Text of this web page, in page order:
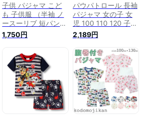
子供 パジャマ こど
も 子供服 （半袖 ノ
ースーリブ 短パン
半ズボン）【送料無
料】 男の子 女の子
手綿100％ 保育園 幼
稚園 小学生 春用 夏
用 秋用 綿 コットン
100% ディズニー 部
屋着 ルームウェア
90 95 100 110 120
1,750円
パウパトロール 長袖
パジャマ 女の子 女
児 100 110 120 子ど
も 子供 キッズ 保育
園 幼稚園 小学生 ス
カイ エベレスト ピ
ンク パープル お泊
り保育 旅行 TTC ダ
ンボール パウ・パト
ロール 部屋着 ルー
ムウェア キャラクタ
ー パウパト //メール
便発送可
2,189円